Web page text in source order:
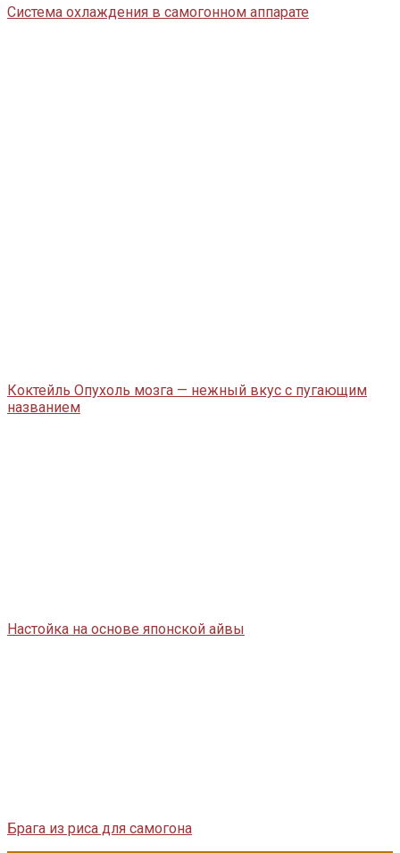
Система охлаждения в самогонном аппарате
Коктейль Опухоль мозга — нежный вкус с пугающим
названием
Настойка на основе японской айвы
Брага из риса для самогона